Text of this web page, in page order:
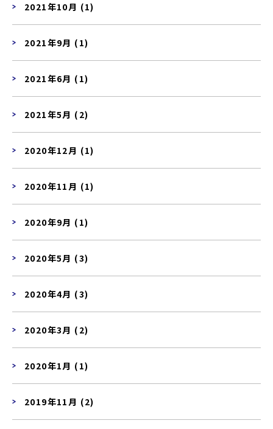
2021年10月 (1)
2021年9月 (1)
2021年6月 (1)
2021年5月 (2)
2020年12月 (1)
2020年11月 (1)
2020年9月 (1)
2020年5月 (3)
2020年4月 (3)
2020年3月 (2)
2020年1月 (1)
2019年11月 (2)